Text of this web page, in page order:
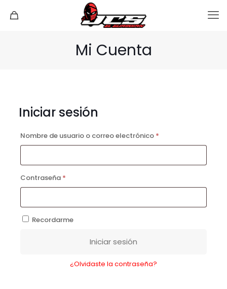
Mi Cuenta
Iniciar sesión
Nombre de usuario o correo electrónico *Requerido
Contraseña *Requerido
Recordarme
Iniciar sesión
¿Olvidaste la contraseña?